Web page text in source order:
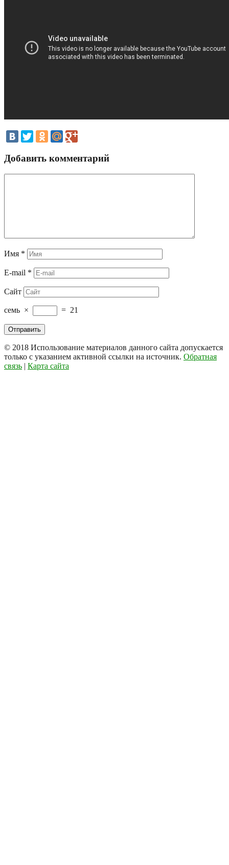
Добавить комментарий
Имя *
E-mail *
Сайт
семь × = 21
© 2018 Использование материалов данного сайта допускается
только с указанием активной ссылки на источник. Обратная
связь | Карта сайта